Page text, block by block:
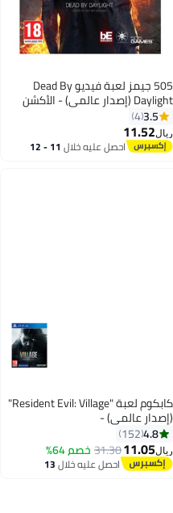
505 جيمز لعبة فيديو Dead By
Daylight (إصدار عالمي) - الأكشن
والتصويب - playstation_4_ps4
3.5
4
ريال11.52
احصل عليه خلال 11 - 12
كابكوم لعبة "Resident Evil: Village"
(إصدار عالمي) -
playstation_4_ps4
4.8
152
ريال11.05
31.30خصم 64%
احصل عليه خلال13